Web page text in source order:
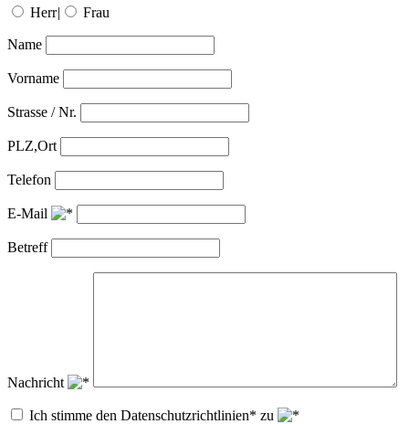
Herr| Frau
Name
Vorname
Strasse / Nr.
PLZ,Ort
Telefon
E-Mail
Betreff
Nachricht
Ich stimme den Datenschutzrichtlinien* zu